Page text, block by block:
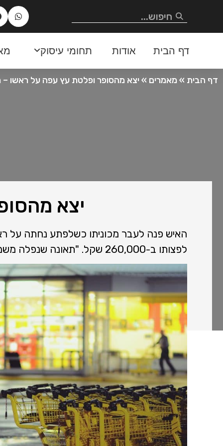
דף הבית אודות תחומי עיסוק
דף הבית » מאמרים » יצא מהסופר ופלטת עץ עפה על ראשו –
יצא
האיש פנה לעבר מכוניתו כשלפתע נחתה על
לפצותו ב-260,000 שקל. "תאונה שנפלה משמיים, תרתי משמע".